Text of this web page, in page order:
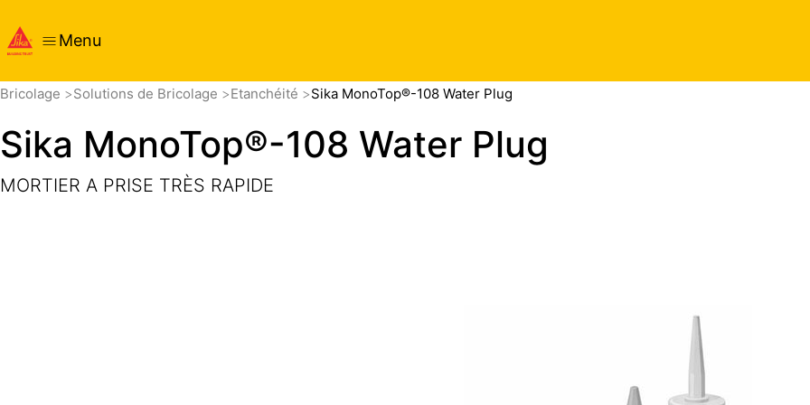
Menu
Bricolage Solutions de Bricolage Etanchéité Sika MonoTop®-108 Water Plug
Sika MonoTop®-108 Water Plug
MORTIER A PRISE TRÈS RAPIDE